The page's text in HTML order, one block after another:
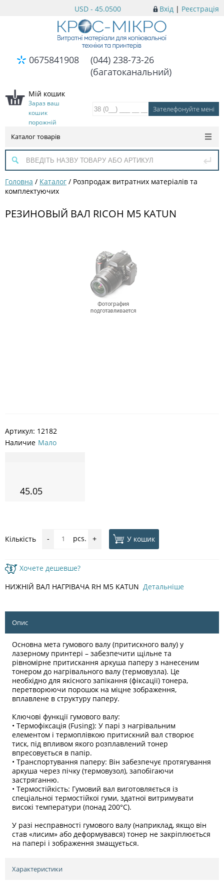
Вхід | Реєстрація
USD - 45.0500
0675841908
(044) 238-73-26
(багатоканальний)
Мій кошик
Зараз ваш
кошик
порожній
Каталог товарів
Головна / Каталог / Розпродаж витратних матеріалів та
комплектуючих
РЕЗИНОВЫЙ ВАЛ RICOH M5 KATUN
Артикул: 12182
Наличие Мало
45.05
Кількість - pcs. + У кошик
Хочете дешевше?
НИЖНІЙ ВАЛ НАГРІВАЧА RH M5 KATUN Детальніше
Опис
Основна мета гумового валу (притискного валу) у
лазерному принтері – забезпечити щільне та
рівномірне притискання аркуша паперу з нанесеним
тонером до нагрівального валу (термовузла). Це
необхідно для якісного запікання (фіксації) тонера,
перетворюючи порошок на міцне зображення,
вплавлене в структуру паперу.
Ключові функції гумового валу:
• Термофіксація (Fusing): У парі з нагрівальним
елементом і термоплівкою притискний вал створює
тиск, під впливом якого розплавлений тонер
впресовується в папір.
• Транспортування паперу: Він забезпечує протягування
аркуша через пічку (термовузол), запобігаючи
застряганню.
• Термостійкість: Гумовий вал виготовляється із
спеціальної термостійкої гуми, здатної витримувати
високі температури (понад 200°C).
У разі несправності гумового валу (наприклад, якщо він
став «лисим» або деформувався) тонер не закріплюється
на папері і зображення змащується.
Характеристики